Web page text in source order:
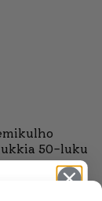
50-luku